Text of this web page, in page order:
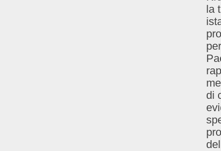
la
di